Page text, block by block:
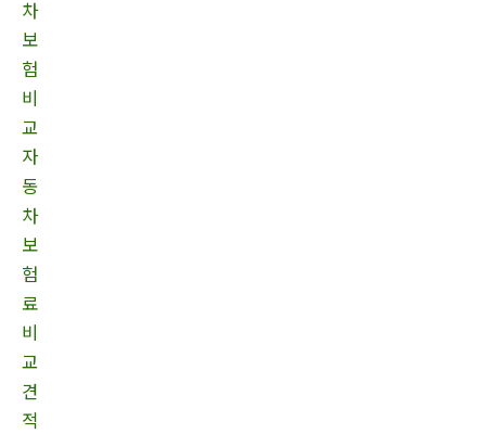
차
보
험
비
교
자
동
차
보
험
료
비
교
견
적